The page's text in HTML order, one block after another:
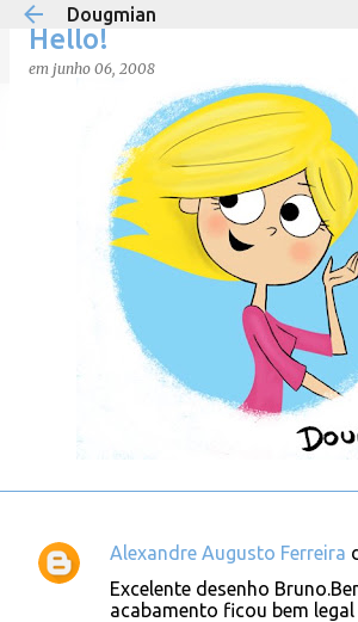
Dougmian
agosto 21, 2025
Hello!
em junho 06, 2008
C
Alexandre Augusto Ferreira
Excelente desenho
acabamento ficou bem